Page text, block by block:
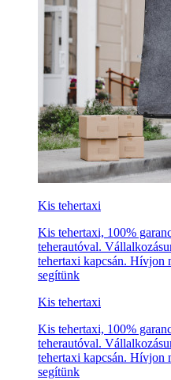
Kis tehertaxi
Kis tehertaxi, 100%
teherautóval.
tehertaxi kapcsán. Hívjon
segítünk
Kis tehertaxi
Kis tehertaxi, 100%
teherautóval.
tehertaxi kapcsán. Hívjon
segítünk